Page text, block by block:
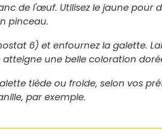
de l'œuf. Utilisez le jaune pour
pinceau.
6) et enfournez la galette.
une belle coloration
tiède ou froide, selon vos
par exemple.